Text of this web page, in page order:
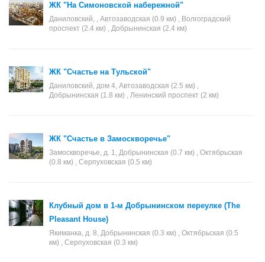
ЖК "На Симоновской набережной"
Даниловский, , Автозаводская (0.9 км) , Волгоградский
проспект (2.4 км) , Добрынинская (2.4 км)
ЖК "Счастье на Тульской"
Даниловский, дом 4, Автозаводская (2.5 км) ,
Добрынинская (1.8 км) , Ленинский проспект (2 км)
ЖК "Счастье в Замоскворечье"
Замоскворечье, д. 1, Добрынинская (0.7 км) , Октябрьская
(0.8 км) , Серпуховская (0.5 км)
Клубный дом в 1-м Добрынинском переулке (The
Pleasant House)
Якиманка, д. 8, Добрынинская (0.3 км) , Октябрьская (0.5
км) , Серпуховская (0.3 км)